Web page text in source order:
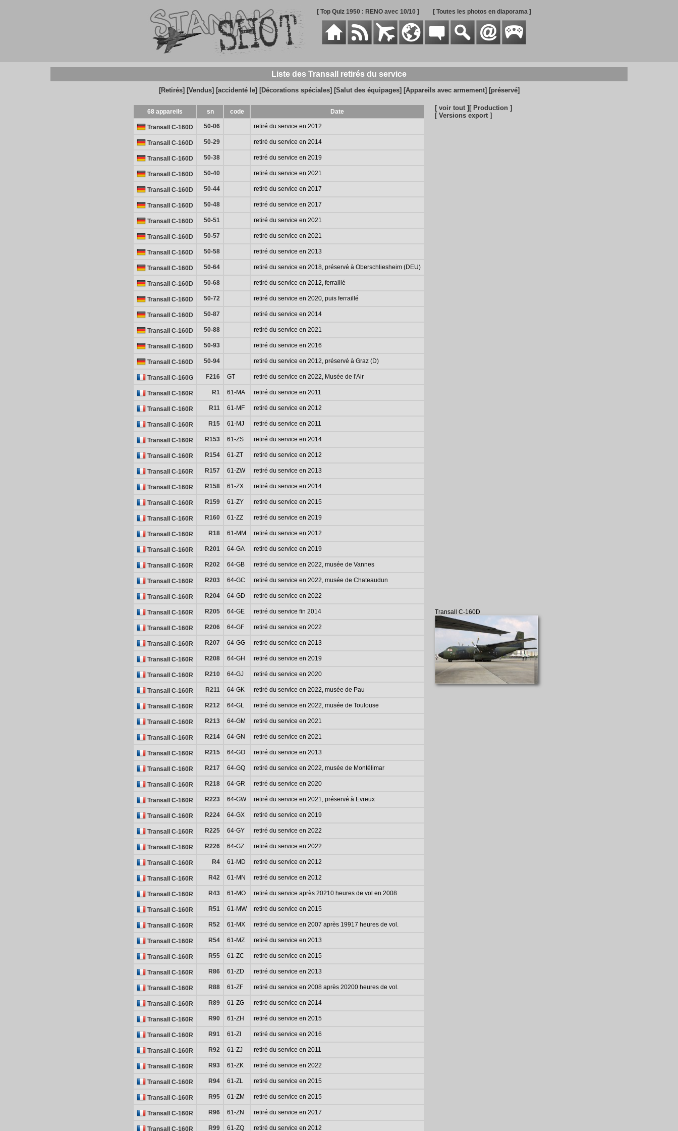
[ Top Quiz 1950 : RENO avec 10/10 ] [ Toutes les photos en diaporama ]
Liste des Transall retirés du service
[Retirés] [Vendus] [accidenté le] [Décorations spéciales] [Salut des équipages] [Appareils avec armement] [préservé]
68 appareils sn code Date
Transall C-160D 50-06 retiré du service en 2012
Transall C-160D 50-29 retiré du service en 2014
Transall C-160D 50-38 retiré du service en 2019
Transall C-160D 50-40 retiré du service en 2021
Transall C-160D 50-44 retiré du service en 2017
Transall C-160D 50-48 retiré du service en 2017
Transall C-160D 50-51 retiré du service en 2021
Transall C-160D 50-57 retiré du service en 2021
Transall C-160D 50-58 retiré du service en 2013
Transall C-160D 50-64 retiré du service en 2018, préservé à Oberschliesheim (DEU)
Transall C-160D 50-68 retiré du service en 2012, ferraillé
Transall C-160D 50-72 retiré du service en 2020, puis ferraillé
Transall C-160D 50-87 retiré du service en 2014
Transall C-160D 50-88 retiré du service en 2021
Transall C-160D 50-93 retiré du service en 2016
Transall C-160D 50-94 retiré du service en 2012, préservé à Graz (D)
Transall C-160G F216 GT retiré du service en 2022, Musée de l'Air
Transall C-160R R1 61-MA retiré du service en 2011
Transall C-160R R11 61-MF retiré du service en 2012
Transall C-160R R15 61-MJ retiré du service en 2011
Transall C-160R R153 61-ZS retiré du service en 2014
Transall C-160R R154 61-ZT retiré du service en 2012
Transall C-160R R157 61-ZW retiré du service en 2013
Transall C-160R R158 61-ZX retiré du service en 2014
Transall C-160R R159 61-ZY retiré du service en 2015
Transall C-160R R160 61-ZZ retiré du service en 2019
Transall C-160R R18 61-MM retiré du service en 2012
Transall C-160R R201 64-GA retiré du service en 2019
Transall C-160R R202 64-GB retiré du service en 2022, musée de Vannes
Transall C-160R R203 64-GC retiré du service en 2022, musée de Chateaudun
Transall C-160R R204 64-GD retiré du service en 2022
Transall C-160R R205 64-GE retiré du service fin 2014
Transall C-160R R206 64-GF retiré du service en 2022
Transall C-160R R207 64-GG retiré du service en 2013
Transall C-160R R208 64-GH retiré du service en 2019
Transall C-160R R210 64-GJ retiré du service en 2020
Transall C-160R R211 64-GK retiré du service en 2022, musée de Pau
Transall C-160R R212 64-GL retiré du service en 2022, musée de Toulouse
Transall C-160R R213 64-GM retiré du service en 2021
Transall C-160R R214 64-GN retiré du service en 2021
Transall C-160R R215 64-GO retiré du service en 2013
Transall C-160R R217 64-GQ retiré du service en 2022, musée de Montélimar
Transall C-160R R218 64-GR retiré du service en 2020
Transall C-160R R223 64-GW retiré du service en 2021, préservé à Evreux
Transall C-160R R224 64-GX retiré du service en 2019
Transall C-160R R225 64-GY retiré du service en 2022
Transall C-160R R226 64-GZ retiré du service en 2022
Transall C-160R R4 61-MD retiré du service en 2012
Transall C-160R R42 61-MN retiré du service en 2012
Transall C-160R R43 61-MO retiré du service après 20210 heures de vol en 2008
Transall C-160R R51 61-MW retiré du service en 2015
Transall C-160R R52 61-MX retiré du service en 2007 après 19917 heures de vol.
Transall C-160R R54 61-MZ retiré du service en 2013
Transall C-160R R55 61-ZC retiré du service en 2015
Transall C-160R R86 61-ZD retiré du service en 2013
Transall C-160R R88 61-ZF retiré du service en 2008 après 20200 heures de vol.
Transall C-160R R89 61-ZG retiré du service en 2014
Transall C-160R R90 61-ZH retiré du service en 2015
Transall C-160R R91 61-ZI retiré du service en 2016
Transall C-160R R92 61-ZJ retiré du service en 2011
Transall C-160R R93 61-ZK retiré du service en 2022
Transall C-160R R94 61-ZL retiré du service en 2015
Transall C-160R R95 61-ZM retiré du service en 2015
Transall C-160R R96 61-ZN retiré du service en 2017
Transall C-160R R99 61-ZQ retiré du service en 2012
[ voir tout ] [ Production ]
[ Versions export ]
Transall C-160D